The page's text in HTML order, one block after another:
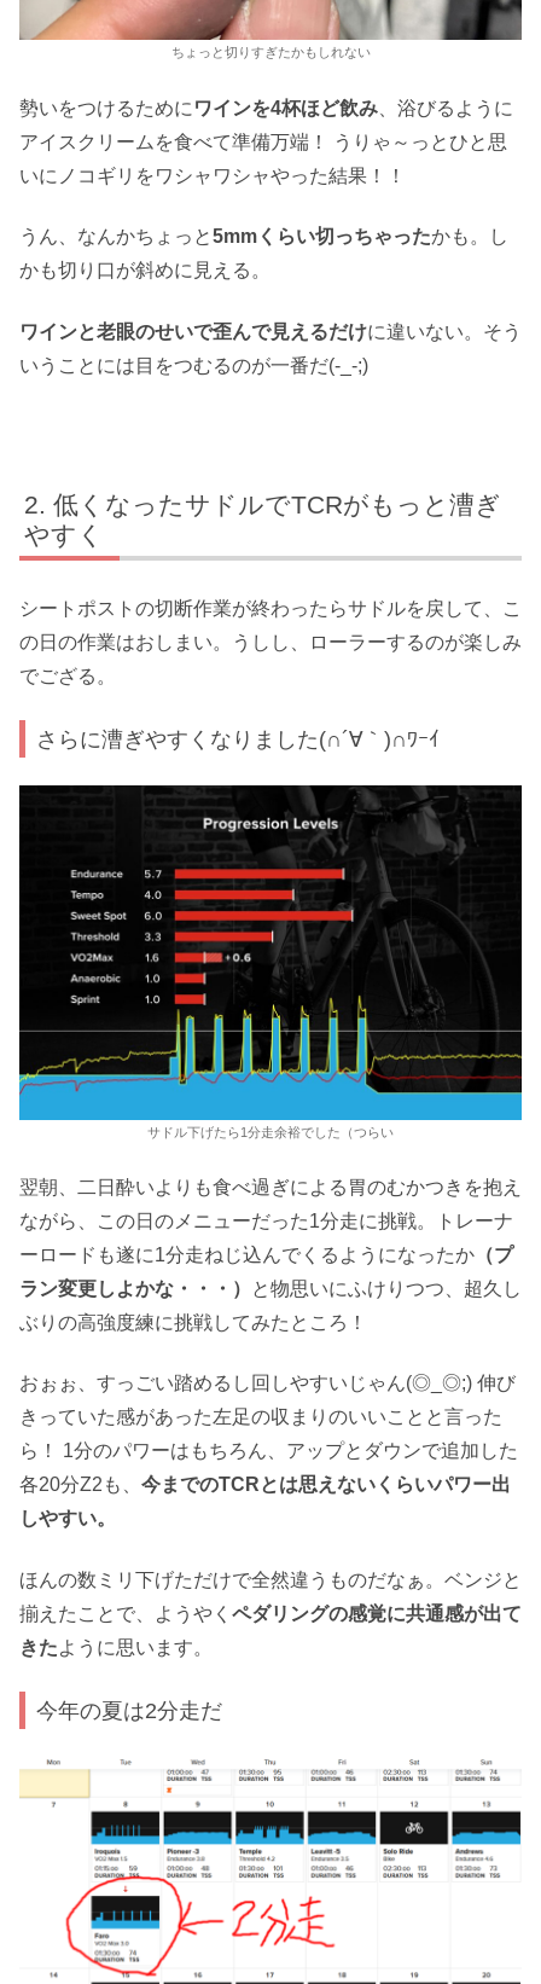
ちょっと切りすぎたかもしれない
勢いをつけるために ワインを4杯ほど飲み 、浴びるように
アイスクリームを食べて準備万端！ うりゃ～っとひと思
いにノコギリをワシャワシャやった結果！！
うん、なんかちょっと5mmくらい切っちゃったかも。し
かも切り口が斜めに見える。
ワインと老眼のせいで歪んで見えるだけに違いない。そう
いうことには目をつむるのが一番だ(-_-;)
低くなったサドルでTCRがもっと漕ぎ
やすく
シートポストの切断作業が終わったらサドルを戻して、こ
の日の作業はおしまい。うしし、ローラーするのが楽しみ
でござる。
さらに漕ぎやすくなりました(∩´∀｀)∩ﾜｰｲ
サドル下げたら1分走余裕でした（つらい
翌朝、二日酔いよりも食べ過ぎによる胃のむかつきを抱え
ながら、この日のメニューだった1分走に挑戦。トレーナ
ーロードも遂に1分走ねじ込んでくるようになったか （プ
ラン変更しよかな・・・）
と物思いにふけりつつ、超久し
ぶりの高強度練に挑戦してみたところ！
おぉぉ、すっごい踏めるし回しやすいじゃん(◎_◎;) 伸び
きっていた感があった左足の収まりのいいことと言った
ら！ 1分のパワーはもちろん、アップとダウンで追加した
各20分Z2も、 今までのTCRとは思えないくらいパワー出
しやすい。
ほんの数ミリ下げただけで全然違うものだなぁ。ベンジと
揃えたことで、ようやく ペダリングの感覚に共通感が出て
きたように思います。
今年の夏は2分走だ